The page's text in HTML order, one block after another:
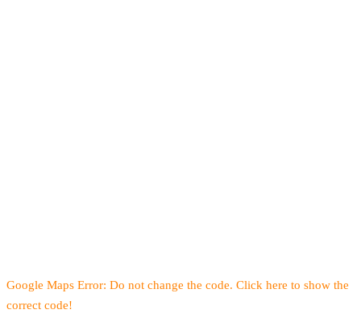
Google Maps Error: Do not change the code. Click here to show the
correct code!